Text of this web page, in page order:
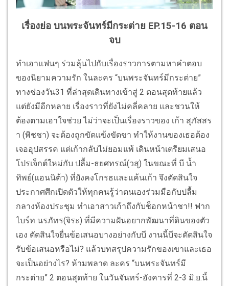
เรื่องย่อ บนพระจันทร์มีกระต่าย EP.15-16 ตอน
จบ
ทำเอาแฟนๆ ร่วมลุ้นไปกับเรื่องราวการตามหาคำตอบ
ของนิยามความรัก ในละคร “บนพระจันทร์มีกระต่าย”
ทางช่องวัน31 ที่ล่าสุดเดินทางเข้าสู่ 2 ตอนสุดท้ายแล้ว
แต่ยังมีอีกหลาย เรื่องราวที่ยังไม่คลี่คลาย และชวนให้
ต้องตามเอาใจช่วย ไม่ว่าจะเป็นเรื่องราวของ เก้า สุภัสสร
า (พิชชา) จะต้องถูกขัดแข้งขัดขา ทำให้งานของเธอต้อง
เจออุปสรรค แต่เก้ากลับไม่ยอมแพ้ เดินหน้าเตรียมเสนอ
โปรเจ็กต์ใหม่กับ ปลื้ม-ธยศทรณ์(วสุ) ในขณะที่ บี น้ำ
ทิพย์(แอนนิต้า) ที่ยังคงโกรธและแค้นเก้า จึงตัดสินใจ
ประกาศศึกเปิดตัวให้ทุกคนรู้ว่าตนเองร่วมมือกับปลื้ม
กลางห้องประชุม ทำเอาสาวเก้าถึงกับช็อกหน้าชา!! ฟาก
ไบร์ท นรภัทร(จิระ) ที่มีความฝันอยากพัฒนาที่ดินของตัว
เอง ตัดสินใจยื่นข้อเสนอบางอย่างกับบี งานนี้บีจะตัดสินใจ
รับข้อเสนอหรือไม่? แล้วบทสรุปความรักของเขาและเธอ
จะเป็นอย่างไร? ห้ามพลาด ละคร “บนพระจันทร์มี
กระต่าย” 2 ตอนสุดท้าย ในวันจันทร์-อังคารที่ 2-3 มิ.ย.นี้